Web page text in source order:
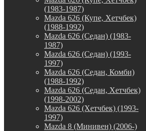
(1983-1987)
Mazda 626 (Купе, Хетчбек)
(1988-1992)
Mazda 626 (Седан) (1983-
1987)
Mazda 626 (Седан) (1993-
1997)
Mazda 626 (Седан, Комби)
(1988-1992)
Mazda 626 (Седан, Хетчбек)
(1998-2002)
Mazda 626 (Хетчбек) (1993-
1997)
Mazda 8 (Минивен) (2006-)